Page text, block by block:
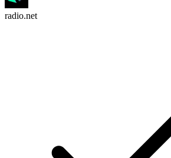
radio.net